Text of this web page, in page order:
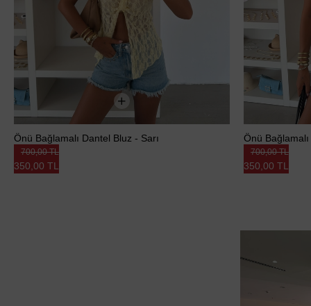
Önü Bağlamalı Dantel Bluz - Sarı
350,00 TL
700,00 TL
Önü
350,00 TL
700,00 TL